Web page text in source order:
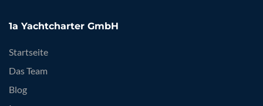
1a Yachtcharter GmbH
Startseite
Das Team
Blog